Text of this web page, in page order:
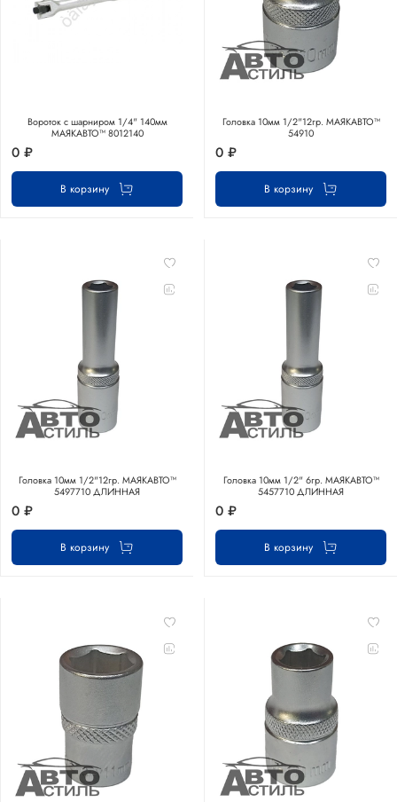
Вороток с шарниром 1/4" 140мм
МАЯКАВТО™ 8012140
0 ₽
В корзину
Головка 10мм 1/2"12гр. МАЯКАВТО™
54910
0 ₽
В корзину
Головка 10мм 1/2"12гр. МАЯКАВТО™
5497710 ДЛИННАЯ
0 ₽
В корзину
Головка 10мм 1/2" 6гр. МАЯКАВТО™
5457710 ДЛИННАЯ
0 ₽
В корзину